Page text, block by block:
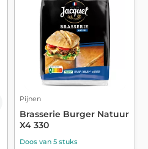
Pijnen
Brasserie Burger Natuur
X4 330
Doos van 5 stuks